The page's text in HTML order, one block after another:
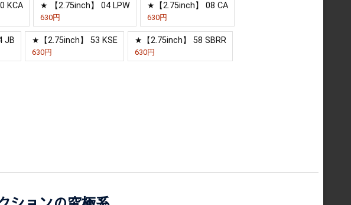
KCA ★ 【2.75inch】 04 LPW
630円
★【2.75inch】 08 CA
630円
JB ★【2.75inch】 53 KSE
630円
★【2.75inch】 58 SBRR
630円